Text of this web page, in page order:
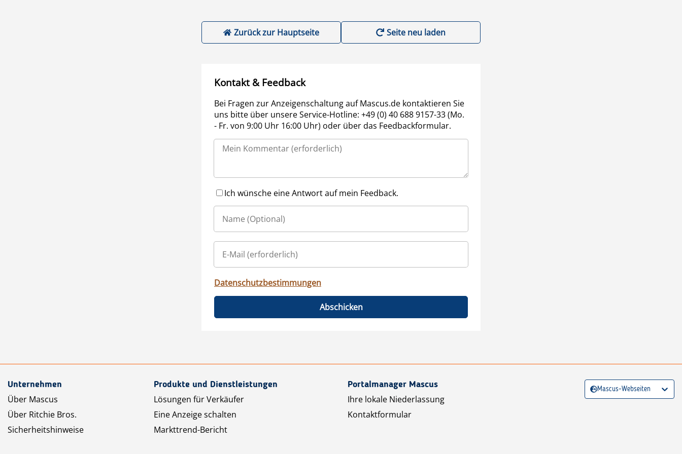
Zurück zur Hauptseite Seite neu laden
Kontakt & Feedback
Bei Fragen zur Anzeigenschaltung auf Mascus.de kontaktieren Sie
uns bitte über unsere Service-Hotline: +49 (0) 40 688 9157-33 (Mo.
- Fr. von 9:00 Uhr 16:00 Uhr) oder über das Feedbackformular.
Ich wünsche eine Antwort auf mein Feedback.
Datenschutzbestimmungen
Abschicken
Unternehmen
Über Mascus
Über Ritchie Bros.
Sicherheitshinweise
Produkte und Dienstleistungen
Lösungen für Verkäufer
Eine Anzeige schalten
Markttrend-Bericht
Portalmanager Mascus
Ihre lokale Niederlassung
Kontaktformular
Mascus-Webseiten